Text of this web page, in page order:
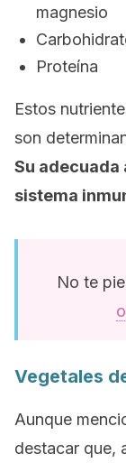
magnesio
Proteína
Estos
son
Su adecuada
sistema
No te
Vegetales
Aunque
destacar que,